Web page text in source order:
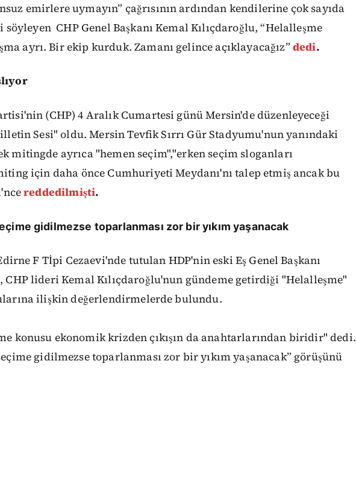
emirlere uymayın” çağrısının ardından kendilerine çok sayıda
söyleyen CHP Genel Başkanı Kemal Kılıçdaroğlu, “Helalleşme
ayrı. Bir ekip kurduk. Zamanı gelince açıklayacağız” dedi.
(CHP) 4 Aralık Cumartesi günü Mersin'de düzenleyeceği
Sesi" oldu. Mersin Tevfik Sırrı Gür Stadyumu'nun yanındaki
mitingde ayrıca "hemen seçim","erken seçim sloganları
için daha önce Cumhuriyeti Meydanı'nı talep etmiş ancak bu
reddedilmişti.
gidilmezse toparlanması zor bir yıkım yaşanacak
F Tİpi Cezaevi'nde tutulan HDP'nin eski Eş Genel Başkanı
CHP lideri Kemal Kılıçdaroğlu'nun gündeme getirdiği "Helalleşme"
ilişkin değerlendirmelerde bulundu.
konusu ekonomik krizden çıkışın da anahtarlarından biridir" dedi.
gidilmezse toparlanması zor bir yıkım yaşanacak” görüşünü